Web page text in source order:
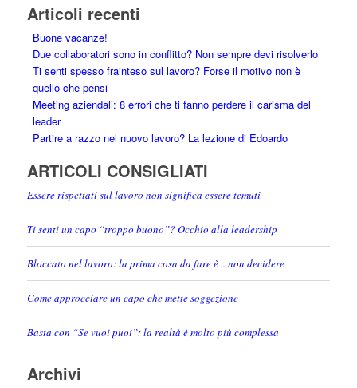
Articoli recenti
Buone vacanze!
Due collaboratori sono in conflitto? Non sempre devi risolverlo
Ti senti spesso frainteso sul lavoro? Forse il motivo non è
quello che pensi
Meeting aziendali: 8 errori che ti fanno perdere il carisma del
leader
Partire a razzo nel nuovo lavoro? La lezione di Edoardo
ARTICOLI CONSIGLIATI
Essere rispettati sul lavoro non significa essere temuti
Ti senti un capo “troppo buono”? Occhio alla leadership
Bloccato nel lavoro: la prima cosa da fare è .. non decidere
Come approcciare un capo che mette soggezione
Basta con “Se vuoi puoi”: la realtà è molto più complessa
Archivi